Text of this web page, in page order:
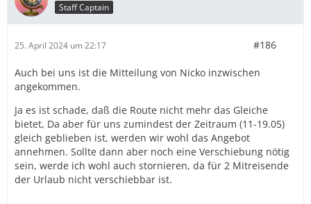
Staff Captain
25. April 2024 um 22:17 #186
Auch bei uns ist die Mitteilung von Nicko inzwischen
angekommen.
Ja es ist schade, daß die Route nicht mehr das Gleiche
bietet, Da aber für uns zumindest der Zeitraum (11-19.05)
gleich geblieben ist, werden wir wohl das Angebot
annehmen. Sollte dann aber noch eine Verschiebung nötig
sein, werde ich wohl auch stornieren, da für 2 Mitreisende
der Urlaub nicht verschiebbar ist.